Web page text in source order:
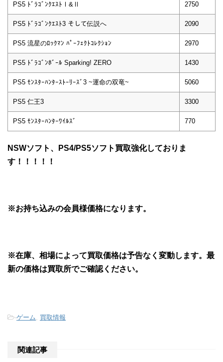
PS5 ﾄﾞﾗｺﾞﾝｸｴｽﾄⅠ&Ⅱ 2750
PS5 ﾄﾞﾗｺﾞﾝｸｴｽﾄ3 そして伝説へ 2090
PS5 流星のﾛｯｸﾏﾝ ﾊﾟｰﾌｪｸﾄｺﾚｸｼｮﾝ 2970
PS5 ﾄﾞﾗｺﾞﾝﾎﾞｰﾙ Sparking! ZERO 1430
PS5 ﾓﾝｽﾀｰﾊﾝﾀｰｽﾄｰﾘｰｽﾞ3 ~運命の双竜~ 5060
PS5 仁王3 3300
PS5 ﾓﾝｽﾀｰﾊﾝﾀｰﾜｲﾙｽﾞ 770
NSWソフト、PS4/PS5ソフト買取強化しておりま
す！！！！！
※お持ち込みの会員様価格になります。
※在庫、相場によって買取価格は予告なく変動します。最
新の価格は買取所でご確認ください。
-ゲーム, 買取情報
関連記事